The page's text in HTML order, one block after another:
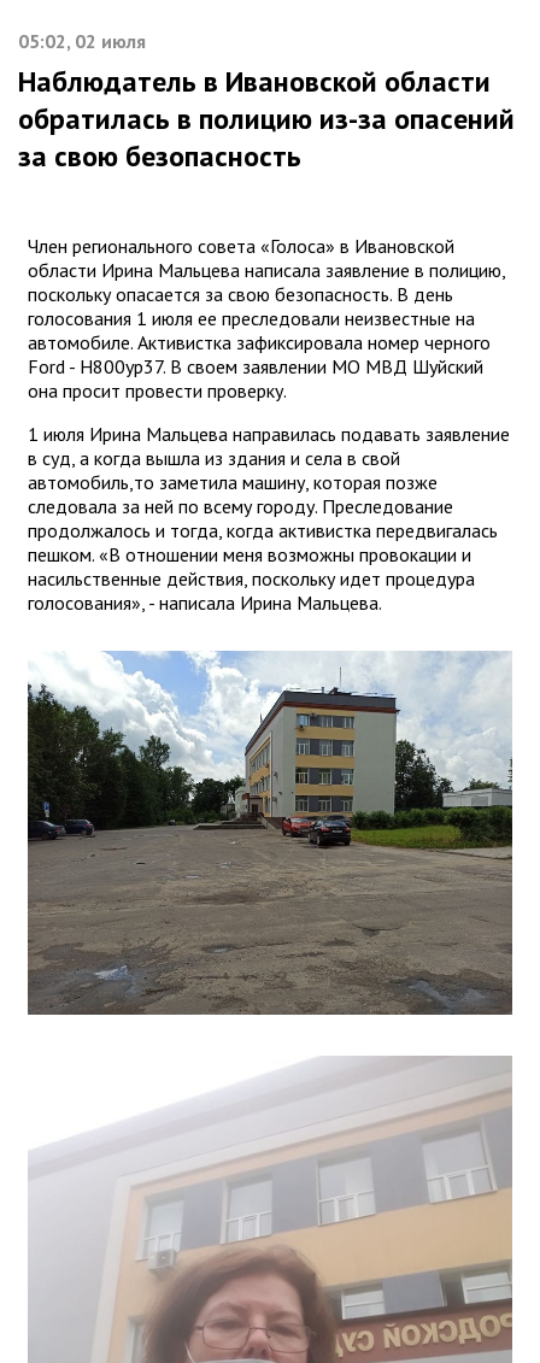
05:02, 02 июля
Наблюдатель в Ивановской области
обратилась в полицию из-за опасений
за свою безопасность
Член регионального совета «Голоса» в Ивановской
области Ирина Мальцева написала заявление в полицию,
поскольку опасается за свою безопасность. В день
голосования 1 июля ее преследовали неизвестные на
автомобиле. Активистка зафиксировала номер черного
Ford - Н800ур37. В своем заявлении МО МВД Шуйский
она просит провести проверку.
1 июля Ирина Мальцева направилась подавать заявление
в суд, а когда вышла из здания и села в свой
автомобиль,то заметила машину, которая позже
следовала за ней по всему городу. Преследование
продолжалось и тогда, когда активистка передвигалась
пешком. «В отношении меня возможны провокации и
насильственные действия, поскольку идет процедура
голосования», - написала Ирина Мальцева.